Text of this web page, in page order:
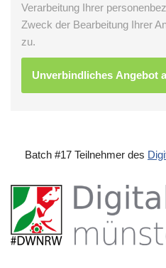
Verarbeitung Ihrer
Zweck der Bearbeitung Ihrer
zu.
Batch #17 Teilnehmer des